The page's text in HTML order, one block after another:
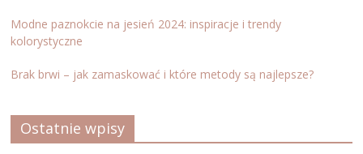
Modne paznokcie na jesień 2024: inspiracje i trendy
kolorystyczne
Brak brwi – jak zamaskować i które metody są najlepsze?
Ostatnie wpisy